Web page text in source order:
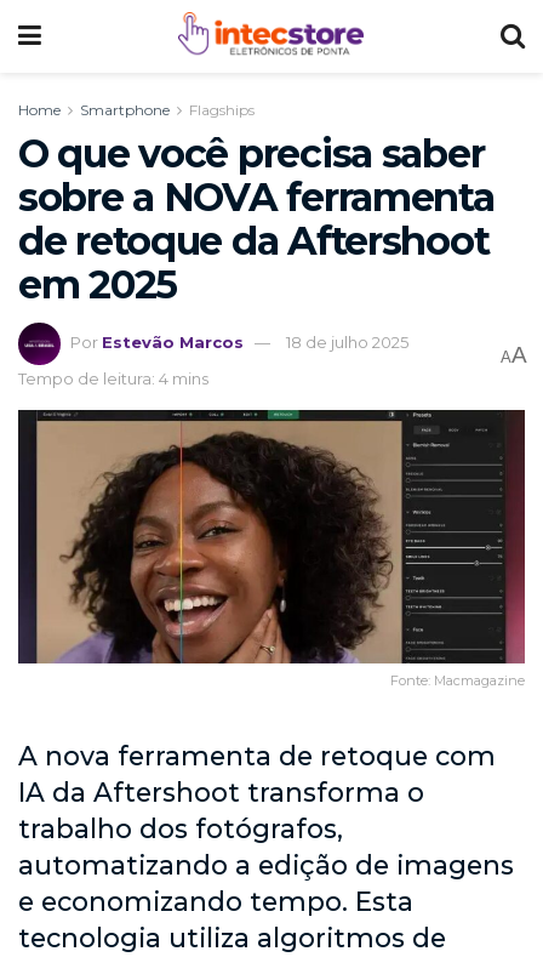
Home Smartphone Flagships
O que você precisa saber
sobre a NOVA ferramenta
de retoque da Aftershoot
em 2025
Por Estevão Marcos
18 de julho 2025
Tempo de leitura: 4 mins
AA
Fonte: Macmagazine
A nova ferramenta de retoque com
IA da Aftershoot transforma o
trabalho dos fotógrafos,
automatizando a edição de imagens
e economizando tempo. Esta
tecnologia utiliza algoritmos de